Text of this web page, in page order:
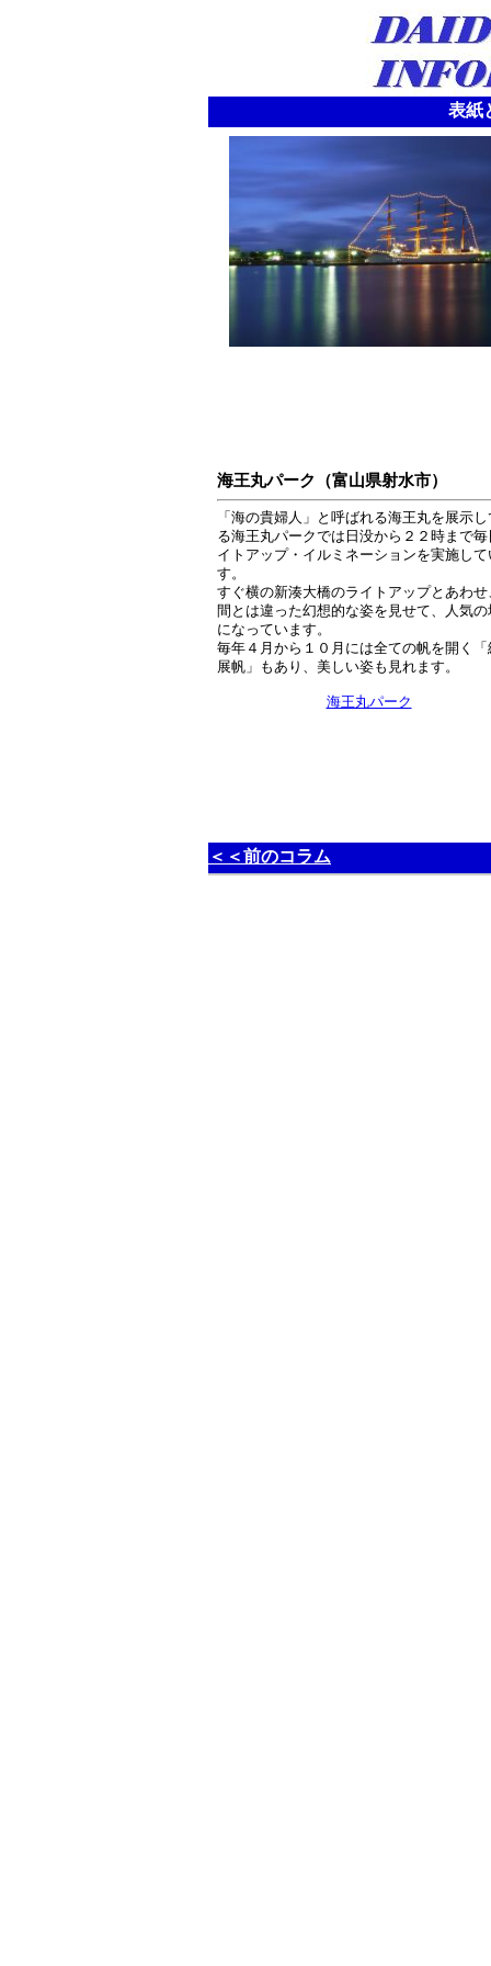
表紙
海王丸パーク（富山県射水市）
「海の貴婦人」と呼ばれる海王丸を展示
る海王丸パークでは日没から２２時まで毎
イトアップ・イルミネーションを実施して
す。
すぐ横の新湊大橋のライトアップとあわせ
間とは違った幻想的な姿を見せて、人気の
になっています。
毎年４月から１０月には全ての帆を開く「
展帆」もあり、美しい姿も見れます。
海王丸パーク
＜＜前のコラム